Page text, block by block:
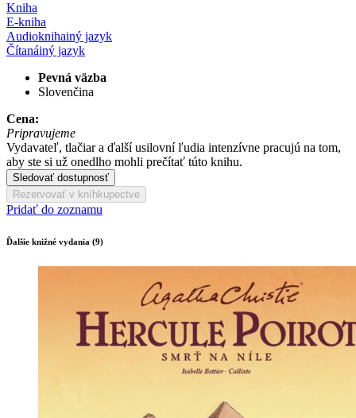
Kniha
E-kniha
Audioknihainý jazyk
Čítanáiný jazyk
Pevná väzba
Slovenčina
Cena:
Pripravujeme
Vydavateľ, tlačiar a ďalší usilovní ľudia intenzívne pracujú na tom,
aby ste si už onedlho mohli prečítať túto knihu.
Sledovať dostupnosť
Rezervovať v kníhkupectve
Pridať do zoznamu
Ďalšie knižné vydania (9)